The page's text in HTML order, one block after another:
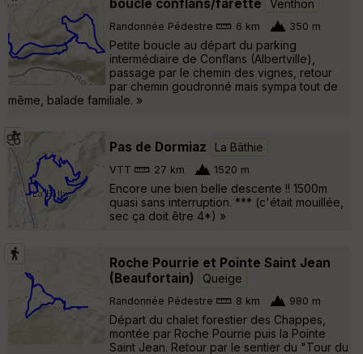
boucle conflans/farette Venthon
Randonnée Pédestre 6 km 350 m
Petite boucle au départ du parking
intermédiaire de Conflans (Albertville),
passage par le chemin des vignes, retour
par chemin goudronné mais sympa tout de
même, balade familiale. »
Pas de Dormiaz La Bâthie
VTT 27 km 1520 m
Encore une bien belle descente !! 1500m
quasi sans interruption. *** (c'était mouillée,
sec ça doit être 4*) »
Roche Pourrie et Pointe Saint Jean
(Beaufortain)
Queige
Randonnée Pédestre 8 km 980 m
Départ du chalet forestier des Chappes,
montée par Roche Pourrie puis la Pointe
Saint Jean. Retour par le sentier du "Tour du